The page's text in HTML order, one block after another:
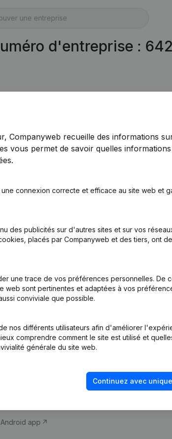
d'entreprise :
Companyweb recueille des informations
vous permet de savoir quelles
connexion correcte et efficace au site web et
des publicités sur d'autres sites et sur vos
placés par Companyweb et des tiers, ont
une trace de vos préférences personnelles. De
web sont pertinentes et adaptées à vos
conviviale que possible.
nos différents utilisateurs afin d'améliorer
comprendre comment le site est utilisé et
générale du site web.
Continuez avec
Produit
d’entreprise
Monitoring
Android app
fraude
Consulter des
Vérification de la